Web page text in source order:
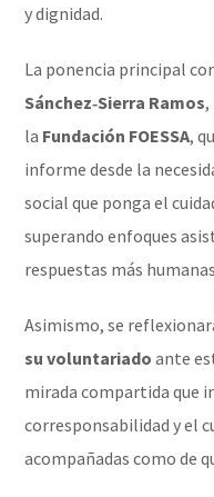
y dignidad.
La ponencia principal
Sánchez‑Sierra Ramos,
la Fundación FOESSA,
informe desde la
social que ponga el
superando enfoques
respuestas más
Asimismo, se
su voluntariado ante
mirada compartida que
corresponsabilidad y el
acompañadas como de